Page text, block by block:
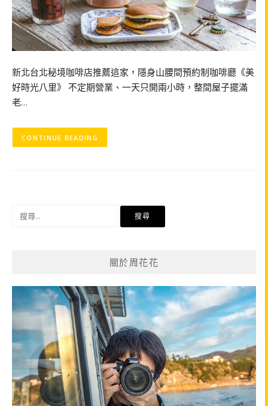
新北台北秘境咖啡店推薦這家，隱身山腰間預約制咖啡廳《美
好時光八里》 不定期營業、一天只開兩小時，整間屋子擺滿
老…
CONTINUE READING
關於周花花